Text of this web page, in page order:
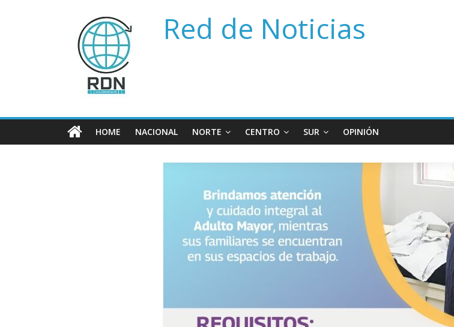
Red de Noticias
HOME NACIONAL NORTE CENTRO SUR OPINIÓN